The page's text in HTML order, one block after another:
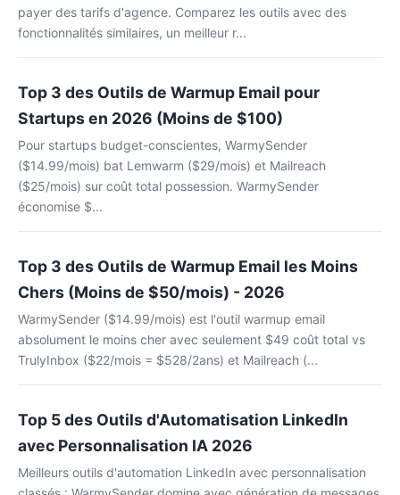
payer des tarifs d'agence. Comparez les outils avec des
fonctionnalités similaires, un meilleur r...
Top 3 des Outils de Warmup Email pour
Startups en 2026 (Moins de $100)
Pour startups budget-conscientes, WarmySender
($14.99/mois) bat Lemwarm ($29/mois) et Mailreach
($25/mois) sur coût total possession. WarmySender
économise $...
Top 3 des Outils de Warmup Email les Moins
Chers (Moins de $50/mois) - 2026
WarmySender ($14.99/mois) est l'outil warmup email
absolument le moins cher avec seulement $49 coût total vs
TrulyInbox ($22/mois = $528/2ans) et Mailreach (...
Top 5 des Outils d'Automatisation LinkedIn
avec Personnalisation IA 2026
Meilleurs outils d'automation LinkedIn avec personnalisation